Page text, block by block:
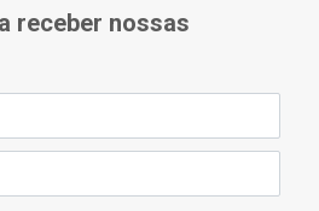
receber nossas